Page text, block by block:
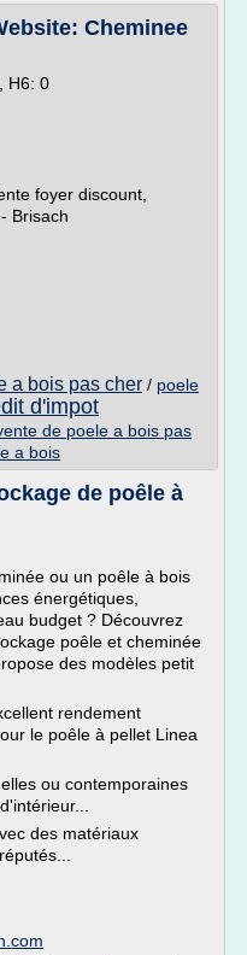
Cheminee
H6: 0
foyer discount,
Brisach
a bois pas cher / poele
d'impot
de poele a bois pas
a bois
de poêle à
ou un poêle à bois
énergétiques,
budget ? Découvrez
poêle et cheminée
des modèles petit
rendement
le poêle à pellet Linea
ou contemporaines
des matériaux